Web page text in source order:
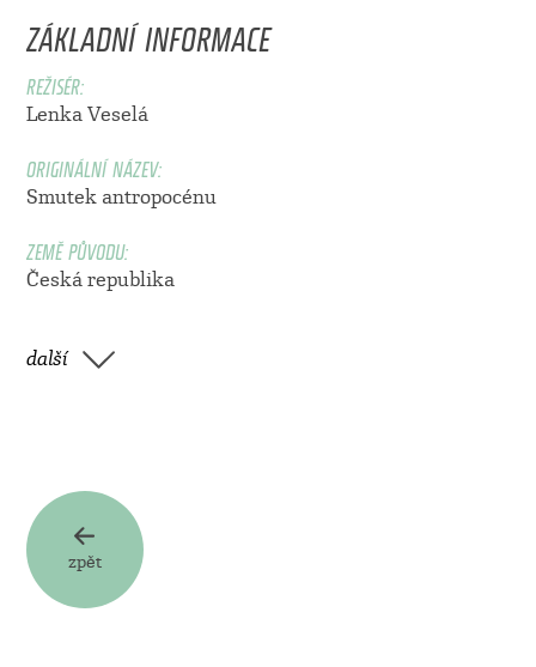
ZÁKLADNÍ INFORMACE
REŽISÉR:
Lenka Veselá
ORIGINÁLNÍ NÁZEV:
Smutek antropocénu
ZEMĚ PŮVODU:
Česká republika
další
zpět